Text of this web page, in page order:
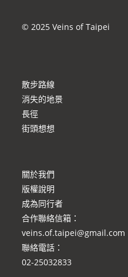
© 2025 Veins of Taipei
散步路線
消失的地景
長徑
街頭想想
關於我們
版權說明
成為同行者
合作聯絡信箱 ：
veins.of.taipei@gmail.com
聯絡電話：
02-25032833